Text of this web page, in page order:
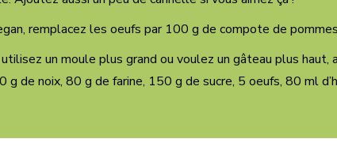
remplacez les oeufs par 100 g de compote de
un moule plus grand ou voulez un gâteau plus haut,
g de noix, 80 g de farine, 150 g de sucre, 5 oeufs, 80 ml